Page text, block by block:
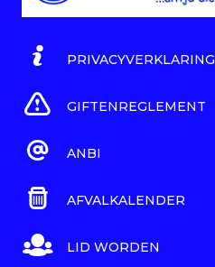
PRIVACYVERKLARING
GIFTENREGLEMENT
ANBI
AFVALKALENDER
LID WORDEN